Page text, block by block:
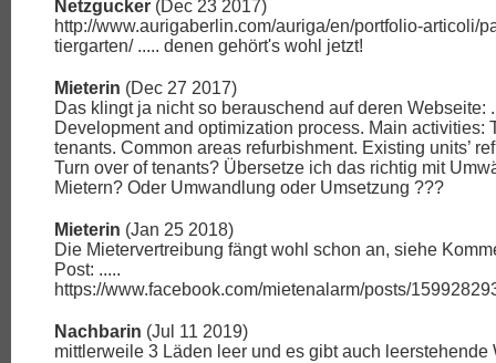
Netzgucker (Dec 23 2017)
http://www.aurigaberlin.com/auriga/en/portfolio-articoli/
tiergarten/ ..... denen gehört's wohl jetzt!
Mieterin (Dec 27 2017)
Das klingt ja nicht so berauschend auf deren Webseite:
Development and optimization process. Main activities:
tenants. Common areas refurbishment. Existing units’
Turn over of tenants? Übersetze ich das richtig mit
Mietern? Oder Umwandlung oder Umsetzung ???
Mieterin (Jan 25 2018)
Die Mietervertreibung fängt wohl schon an, siehe
Post: .....
https://www.facebook.com/mietenalarm/posts/
Nachbarin (Jul 11 2019)
mittlerweile 3 Läden leer und es gibt auch leerstehende